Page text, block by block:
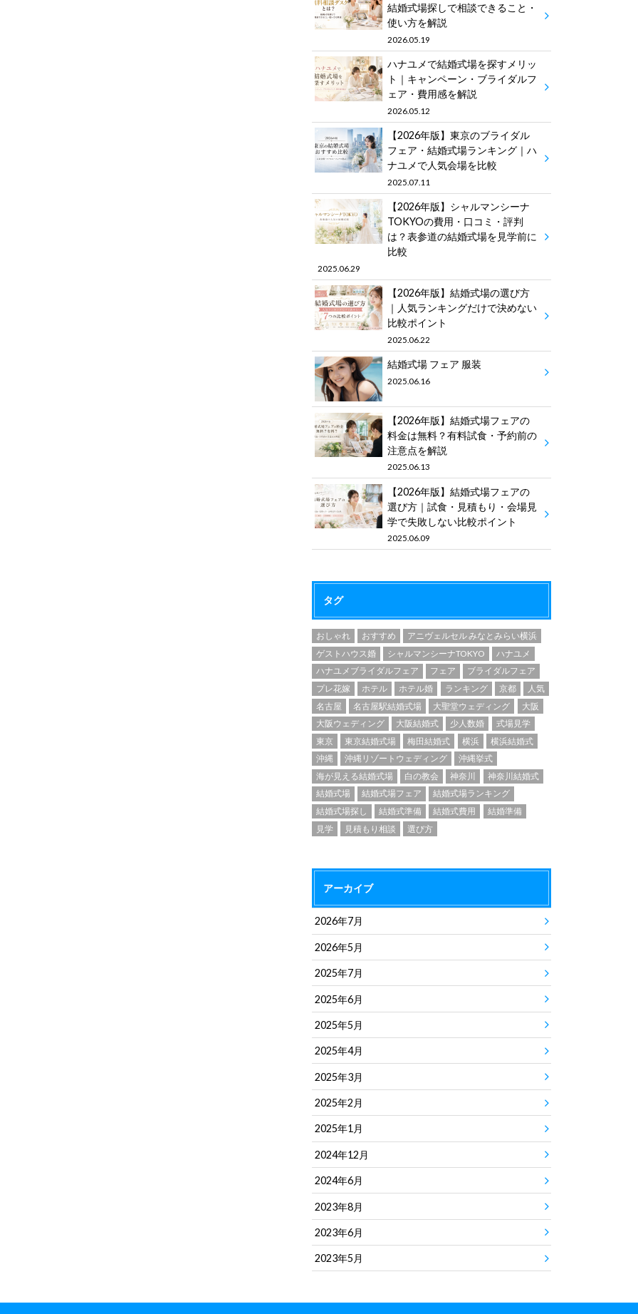
結婚式場探しで相談できること・
使い方を解説
2026.05.19
ハナユメで結婚式場を探すメリッ
ト｜キャンペーン・ブライダルフ
ェア・費用感を解説
2026.05.12
【2026年版】東京のブライダル
フェア・結婚式場ランキング｜ハ
ナユメで人気会場を比較
2025.07.11
【2026年版】シャルマンシーナ
TOKYOの費用・口コミ・評判
は？表参道の結婚式場を見学前に
比較
2025.06.29
【2026年版】結婚式場の選び方
｜人気ランキングだけで決めない
比較ポイント
2025.06.22
結婚式場 フェア 服装
2025.06.16
【2026年版】結婚式場フェアの
料金は無料？有料試食・予約前の
注意点を解説
2025.06.13
【2026年版】結婚式場フェアの
選び方｜試食・見積もり・会場見
学で失敗しない比較ポイント
2025.06.09
タグ
おしゃれ おすすめ
アニヴェルセル みなとみらい横浜
ゲストハウス婚
シャルマンシーナTOKYO
ハナユメ
ハナユメブライダルフェア
フェア
ブライダルフェア
プレ花嫁
ホテル ホテル婚 ランキング 京都
人気
名古屋
名古屋駅結婚式場 大聖堂ウェディング
大阪
大阪ウェディング
大阪結婚式 少人数婚
式場見学
東京
東京結婚式場 梅田結婚式 横浜
横浜結婚式
沖縄
沖縄リゾートウェディング
沖縄挙式
海が見える結婚式場
白の教会 神奈川
神奈川結婚式
結婚式場
結婚式場フェア
結婚式場ランキング
結婚式場探し
結婚式準備 結婚式費用
結婚準備
見学
見積もり相談 選び方
アーカイブ
2026年7月
2026年5月
2025年7月
2025年6月
2025年5月
2025年4月
2025年3月
2025年2月
2025年1月
2024年12月
2024年6月
2023年8月
2023年6月
2023年5月